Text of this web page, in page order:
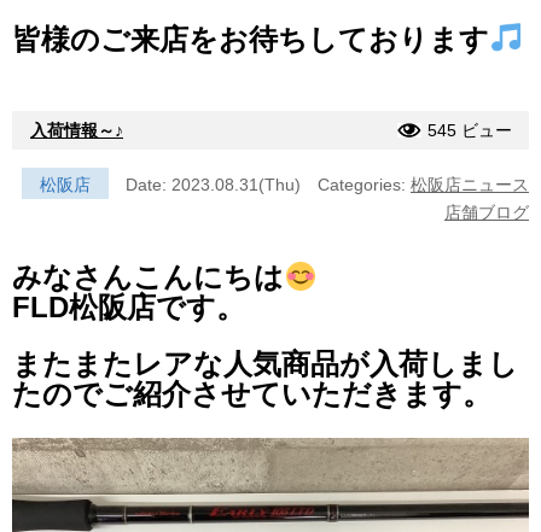
皆様のご来店をお待ちしております
入荷情報～♪ 545 ビュー
松阪店 Date: 2023.08.31(Thu) Categories: 松阪店ニュース
店舗ブログ
みなさんこんにちは
FLD松阪店です。
またまたレアな人気商品が入荷しまし
たのでご紹介させていただきます。